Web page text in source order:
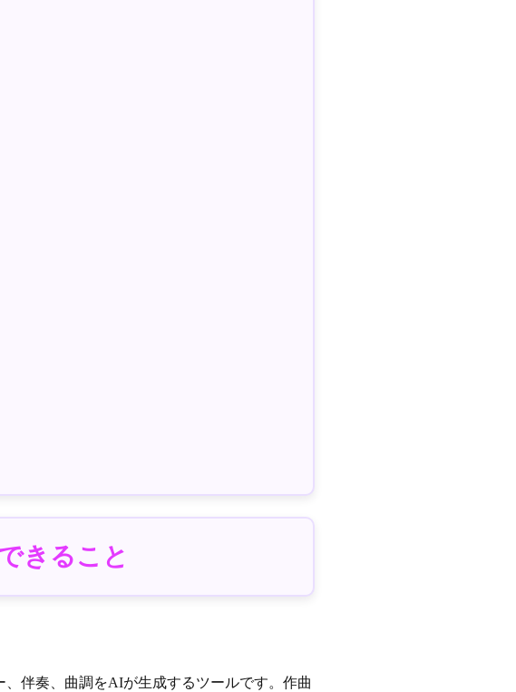
きること
伴奏、曲調をAIが生成するツールです。作曲